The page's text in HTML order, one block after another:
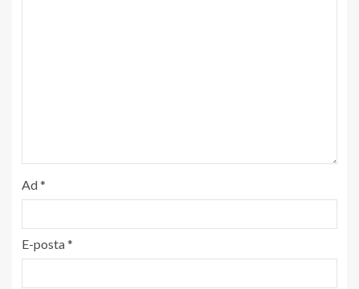
Ad*
E-posta*